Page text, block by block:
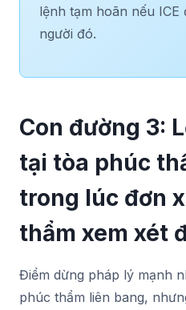
lệnh tạm hoãn nếu
người đó.
Con đường 3:
tại tòa phúc
trong lúc đơn
thẩm xem xét
Điểm dừng pháp lý mạnh
phúc thẩm liên bang,